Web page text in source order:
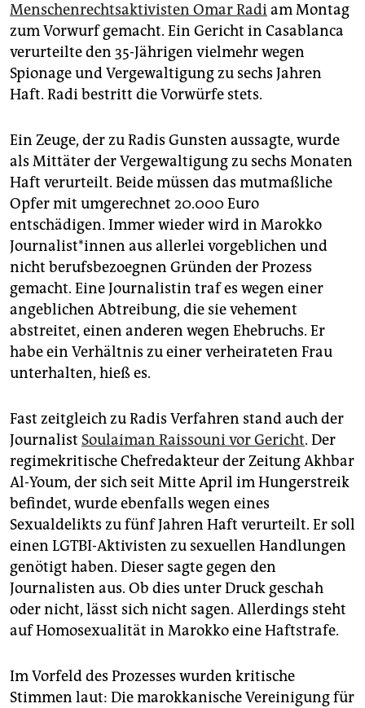
genossenschaft
epaper login
Menschenrechtsaktivisten Omar Radiam Montag
zum Vorwurf gemacht. Ein Gericht in Casablanca
verurteilte den 35-Jährigen vielmehr wegen
Spionage und Vergewaltigung zu sechs Jahren
Haft. Radi bestritt die Vorwürfe stets.
Ein Zeuge, der zu Radis Gunsten aussagte, wurde
als Mittäter der Vergewaltigung zu sechs Monaten
Haft verurteilt. Beide müssen das mutmaßliche
Opfer mit umgerechnet 20.000 Euro
entschädigen. Immer wieder wird in Marokko
Jour­na­lis­t*in­nen aus allerlei vorgeblichen und
nicht berufsbezoegnen Gründen der Prozess
gemacht. Eine Journalistin traf es wegen einer
angeblichen Abtreibung, die sie vehement
abstreitet, einen anderen wegen Ehebruchs. Er
habe ein Verhältnis zu einer verheirateten Frau
unterhalten, hieß es.
Fast zeitgleich zu Radis Verfahren stand auch der
Journalist Soulaiman Raissouni vor Gericht. Der
regimekritische Chefredakteur der Zeitung Akhbar
Al-Youm, der sich seit Mitte April im Hungerstreik
befindet, wurde ebenfalls wegen eines
Sexualdelikts zu fünf Jahren Haft verurteilt. Er soll
einen LGTBI-Aktivisten zu sexuellen Handlungen
genötigt haben. Dieser sagte gegen den
Journalisten aus. Ob dies unter Druck geschah
oder nicht, lässt sich nicht sagen. Allerdings steht
auf Homosexualität in Marokko eine Haftstrafe.
Im Vorfeld des Prozesses wurden kritische
Stimmen laut: Die marokkanische Vereinigung für